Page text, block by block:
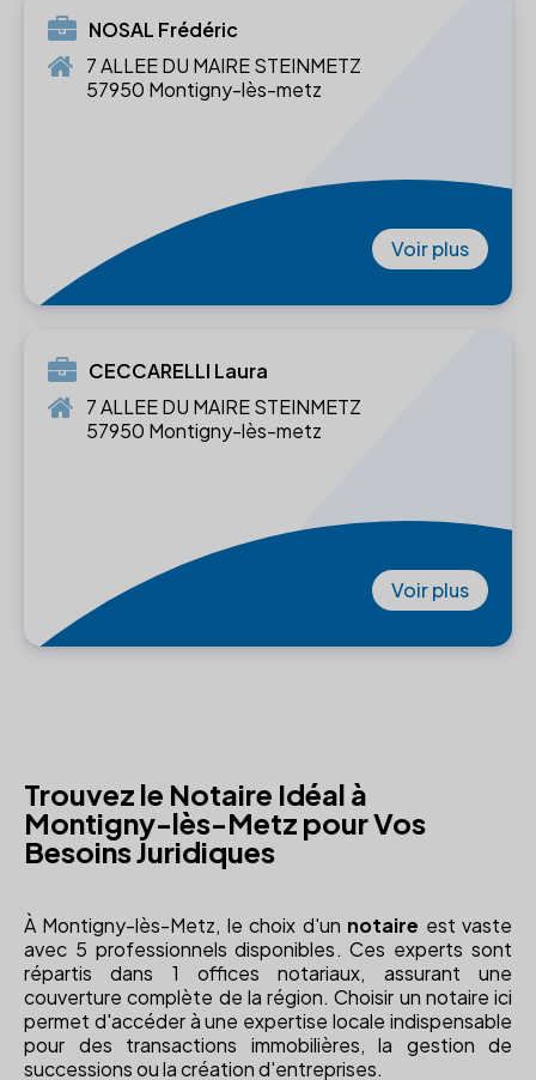
NOSAL Frédéric
7 ALLEE DU MAIRE STEINMETZ
57950 Montigny-lès-metz
Voir plus
CECCARELLI Laura
7 ALLEE DU MAIRE STEINMETZ
57950 Montigny-lès-metz
Voir plus
Trouvez le Notaire Idéal à
Montigny-lès-Metz pour Vos
Besoins Juridiques
À Montigny-lès-Metz, le choix d'un notaire est vaste
avec 5 professionnels disponibles. Ces experts sont
répartis dans 1 offices notariaux, assurant une
couverture complète de la région. Choisir un notaire ici
permet d'accéder à une expertise locale indispensable
pour des transactions immobilières, la gestion de
successions ou la création d'entreprises.